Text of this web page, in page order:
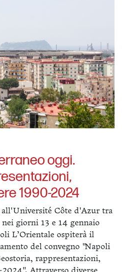
oggi.
1990-2024
Côte d'Azur tra
giorni 13 e 14 gennaio
L’Orientale ospiterà il
del convegno "Napoli
rappresentazioni,